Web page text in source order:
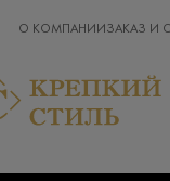
О КОМПАНИИ ЗАКАЗ И